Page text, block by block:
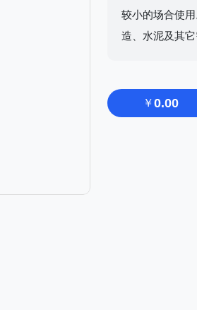
较小的场合使
造、水泥及其
￥0.00